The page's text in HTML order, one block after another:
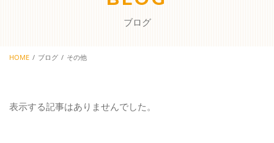
福祉用具レンタル
正
ブログ
HOME ブログ その他
表示する記事はありませんでした。